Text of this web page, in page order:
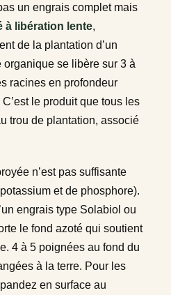
un engrais complet mais
à libération lente,
de la plantation d’un
organique se libère sur 3 à
racines en profondeur
le produit que tous les
trou de plantation, associé
n’est pas suffisante
et de phosphore).
engrais type Solabiol ou
le fond azoté qui soutient
4 à 5 poignées au fond du
à la terre. Pour les
en surface au